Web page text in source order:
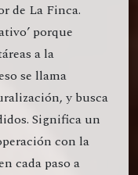
de La Finca.
porque
a la
se llama
y busca
Significa un
con la
cada paso a